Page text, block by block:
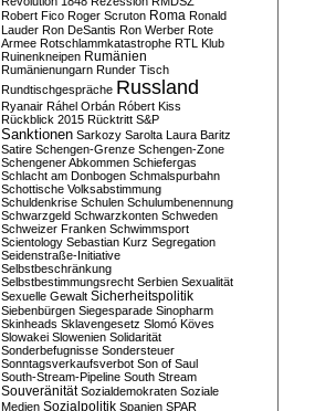
Robert Fico Roger Scruton Roma Ronald
Lauder Ron DeSantis Ron Werber Rote
Armee Rotschlammkatastrophe RTL Klub
Ruinenkneipen Rumänien
Rumänienungarn Runder Tisch
Rundtischgespräche Russland
Ryanair Ráhel Orbán Róbert Kiss
Rückblick 2015 Rücktritt S&P
Sanktionen Sarkozy Sarolta Laura Baritz
Satire Schengen-Grenze Schengen-Zone
Schengener Abkommen Schiefergas
Schlacht am Donbogen Schmalspurbahn
Schottische Volksabstimmung
Schuldenkrise Schulen Schulumbenennung
Schwarzgeld Schwarzkonten Schweden
Schweizer Franken Schwimmsport
Scientology Sebastian Kurz Segregation
Seidenstraße-Initiative
Selbstbeschränkung
Selbstbestimmungsrecht Serbien Sexualität
Sexuelle Gewalt Sicherheitspolitik
Siebenbürgen Siegesparade Sinopharm
Skinheads Sklavengesetz Slomó Köves
Slowakei Slowenien Solidarität
Sonderbefugnisse Sondersteuer
Sonntagsverkaufsverbot Son of Saul
South-Stream-Pipeline South Stream
Souveränität Sozialdemokraten Soziale
Medien Sozialpolitik Spanien SPAR